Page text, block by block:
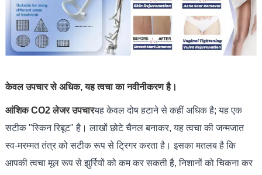
केवल उपचार से अधिक, यह त्वचा का नवीनीकरण है।
आंशिक CO2 लेजर उपचारयह केवल दोष हटाने से कहीं अधिक है; यह एक
सटीक "स्किन रिबूट" है। लाखों छोटे चैनल बनाकर, यह त्वचा की जन्मजात
स्व-मरम्मत तंत्र को सटीक रूप से ट्रिगर करता है। इसका मतलब है कि
आपकी त्वचा मूल रूप से झुर्रियों को कम कर सकती है, निशानों को चिकना कर